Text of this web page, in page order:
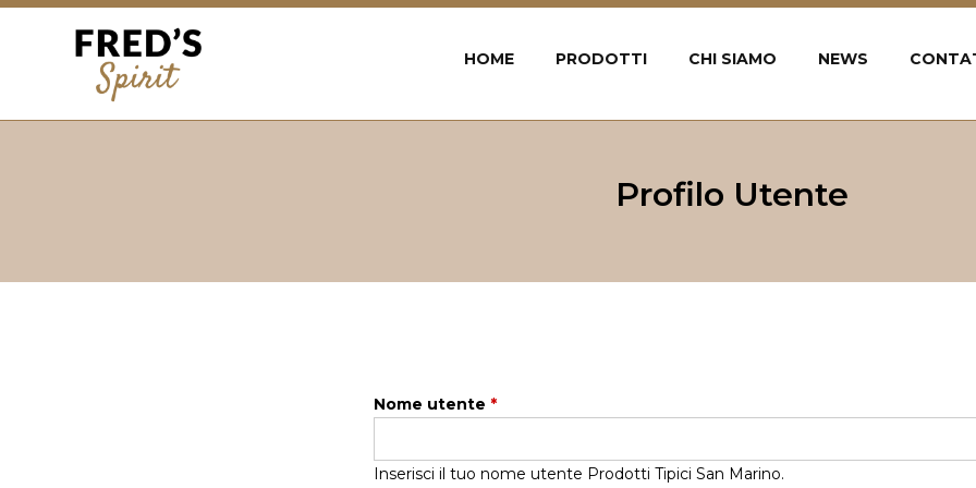
to
top
HOME PRODOTTI CHI SIAMO NEWS
Profilo Utente
Nome utente *
Inserisci il tuo nome utente Prodotti Tipici San Marino.